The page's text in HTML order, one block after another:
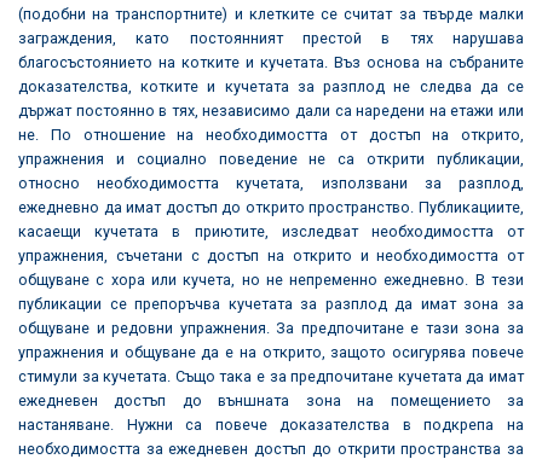
(подобни на транспортните) и клетките се считат за твърде малки
заграждения, като постоянният престой в тях нарушава
благосъстоянието на котките и кучетата. Въз основа на събраните
доказателства, котките и кучетата за разплод не следва да се
държат постоянно в тях, независимо дали са наредени на етажи или
не. По отношение на необходимостта от достъп на открито,
упражнения и социално поведение не са открити публикации,
относно необходимостта кучетата, използвани за разплод,
ежедневно да имат достъп до открито пространство. Публикациите,
касаещи кучетата в приютите, изследват необходимостта от
упражнения, съчетани с достъп на открито и необходимостта от
общуване с хора или кучета, но не непременно ежедневно. В тези
публикации се препоръчва кучетата за разплод да имат зона за
общуване и редовни упражнения. За предпочитане е тази зона за
упражнения и общуване да е на открито, защото осигурява повече
стимули за кучетата. Също така е за предпочитане кучетата да имат
ежедневен достъп до външната зона на помещението за
настаняване. Нужни са повече доказателства в подкрепа на
необходимостта за ежедневен достъп до открити пространства за